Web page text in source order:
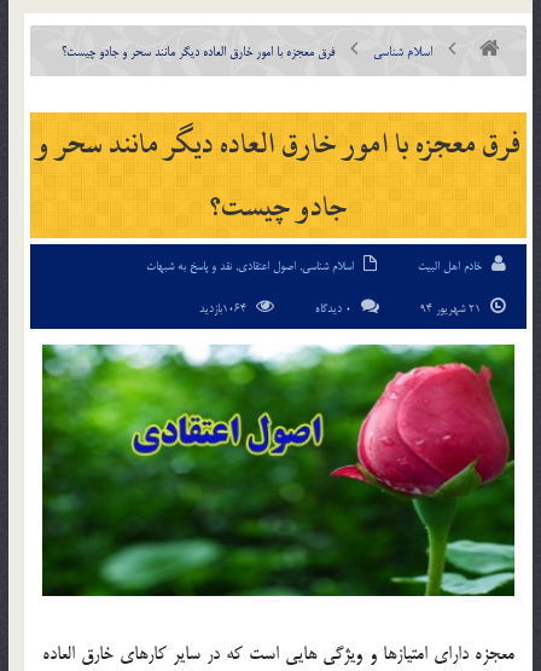
اسلام شناسی فرق معجزه با امور خارق العاده ديگر مانند سحر و جادو چيست؟
فرق معجزه با امور خارق العاده ديگر مانند سحر و
جادو چيست؟
خادم اهل البیت اسلام شناسی, اصول اعتقادی, نقد و پاسخ به شبهات
0 دیدگاه
معجزه داراى امتيازها و ويژگى هايى است كه در ساير كارهاى خارق العاده